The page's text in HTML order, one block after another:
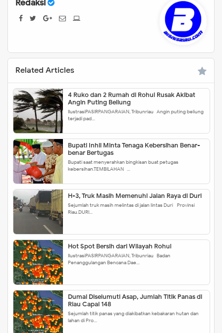
Redaksi
Related Articles
4 Ruko dan 2 Rumah di Rohul Rusak Akibat
Angin Puting Beliung
IlustrasiPASIRPANGARAIAN, Tribunriau- Angin puting beliung
terjadi pad…
Bupati Inhil Minta Tenaga Kebersihan Benar-
benar Bertugas
Bupati saat menyerahkan bingkisan buat petugas
kebersihan.TEMBILAHAN- …
H-3, Truk Masih Memenuhi Jalan Raya di Duri
Sejumlah truk masih melintas di jalan lintas Duri - Provinsi
Riau.DURI…
Hot Spot Bersih dari Wilayah Rohul
IlustrasiPASIRPANGARAIAN, Tribunriau- Badan
Penanggulangan Bencana Dae…
Dumai Diselumuti Asap, Jumlah Titik Panas di
Riau Capai 148
Sejumlah titik panas yang diakibatkan kebakaran hutan dan
lahan di Pro…